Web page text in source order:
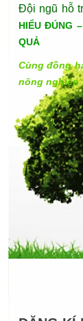
Đội ngũ hỗ
HIỂU ĐÚNG
QUẢ
Cùng đồng
nông nghiệp